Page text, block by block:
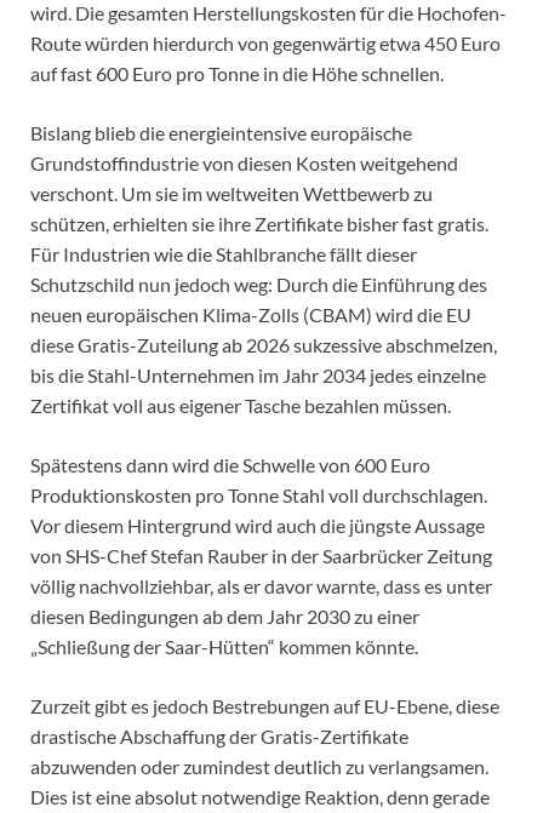
wird. Die gesamten Herstellungskosten für die Hochofen-
Route würden hierdurch von gegenwärtig etwa 450 Euro
auf fast 600 Euro pro Tonne in die Höhe schnellen.
Bislang blieb die energieintensive europäische
Grundstoffindustrie von diesen Kosten weitgehend
verschont. Um sie im weltweiten Wettbewerb zu
schützen, erhielten sie ihre Zertifikate bisher fast gratis.
Für Industrien wie die Stahlbranche fällt dieser
Schutzschild nun jedoch weg: Durch die Einführung des
neuen europäischen Klima-Zolls (CBAM) wird die EU
diese Gratis-Zuteilung ab 2026 sukzessive abschmelzen,
bis die Stahl-Unternehmen im Jahr 2034 jedes einzelne
Zertifikat voll aus eigener Tasche bezahlen müssen.
Spätestens dann wird die Schwelle von 600 Euro
Produktionskosten pro Tonne Stahl voll durchschlagen.
Vor diesem Hintergrund wird auch die jüngste Aussage
von SHS-Chef Stefan Rauber in der Saarbrücker Zeitung
völlig nachvollziehbar, als er davor warnte, dass es unter
diesen Bedingungen ab dem Jahr 2030 zu einer
„Schließung der Saar-Hütten“ kommen könnte.
Zurzeit gibt es jedoch Bestrebungen auf EU-Ebene, diese
drastische Abschaffung der Gratis-Zertifikate
abzuwenden oder zumindest deutlich zu verlangsamen.
Dies ist eine absolut notwendige Reaktion, denn gerade